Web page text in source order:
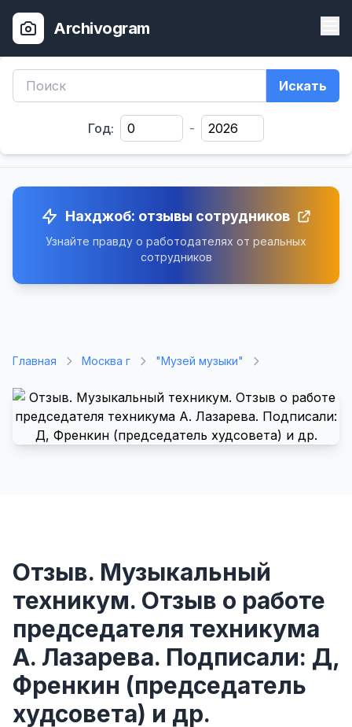
Archivogram
Искать
Год: -
Нахджоб: отзывы сотрудников
Узнайте правду о работодателях от реальных
сотрудников
Главная Москва г "Музей музыки"
Отзыв. Музыкальный
техникум. Отзыв о работе
председателя техникума
А. Лазарева. Подписали: Д,
Френкин (председатель
худсовета) и др.